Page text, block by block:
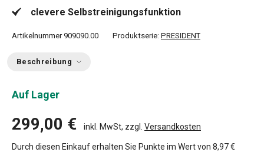
clevere Selbstreinigungsfunktion
Artikelnummer 909090.00 Produktserie: PRESIDENT
Beschreibung
Auf Lager
299,00 € inkl. MwSt, zzgl. Versandkosten
Durch diesen Einkauf erhalten Sie Punkte im Wert von 8,97 €